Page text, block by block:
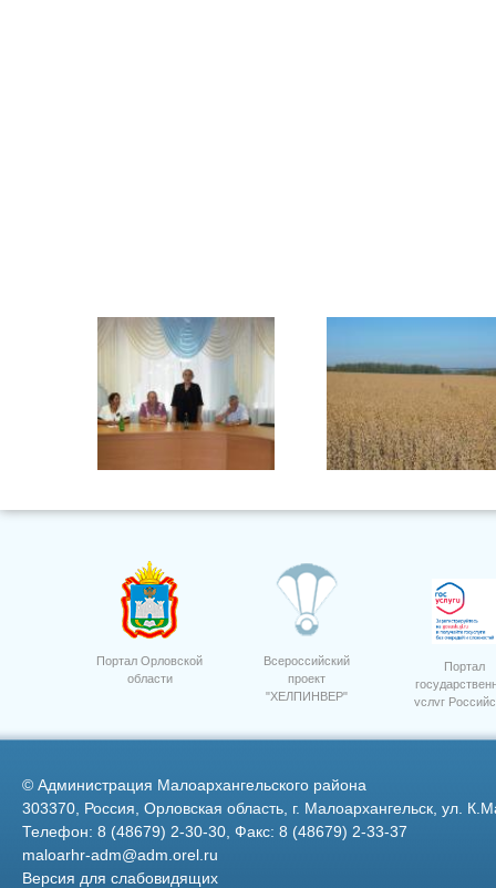
Поздравления Россельхозбанк
Портал Орловской
области
Всероссийский
проект
"ХЕЛПИНВЕР"
Портал
услуг
© Администрация Малоархангельского района
303370, Россия, Орловская область, г. Малоархангельск, ул.
Телефон: 8 (48679) 2-30-30, Факс: 8 (48679) 2-33-37
maloarhr-adm@adm.orel.ru
Версия для слабовидящих